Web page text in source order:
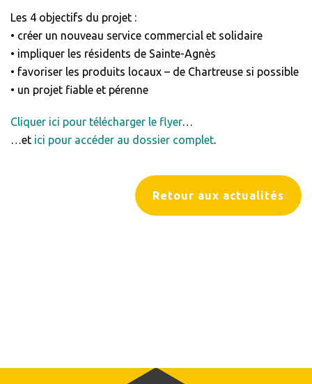
Retour aux actualités
Les 4 objectifs du projet :
• créer un nouveau service commercial et solidaire
• impliquer les résidents de Sainte-Agnès
• favoriser les produits locaux – de Chartreuse si possible
• un projet fiable et pérenne
Cliquer ici pour télécharger le flyer…
…et ici pour accéder au dossier complet.